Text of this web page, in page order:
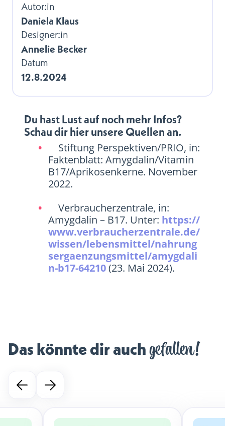
Autor:in
Daniela Klaus
Designer:in
Annelie Becker
Datum
12.8.2024
Du hast Lust auf noch mehr Infos?
Schau dir hier unsere Quellen an.
Stiftung Perspektiven/PRIO, in:
Faktenblatt: Amygdalin/Vitamin
B17/Aprikosenkerne. November
2022.
Verbraucherzentrale, in:
Amygdalin – B17. Unter: https://
www.verbraucherzentrale.de/
wissen/lebensmittel/nahrung
sergaenzungsmittel/amygdali
n-b17-64210(23. Mai 2024).
Das könnte dir auch gefallen!